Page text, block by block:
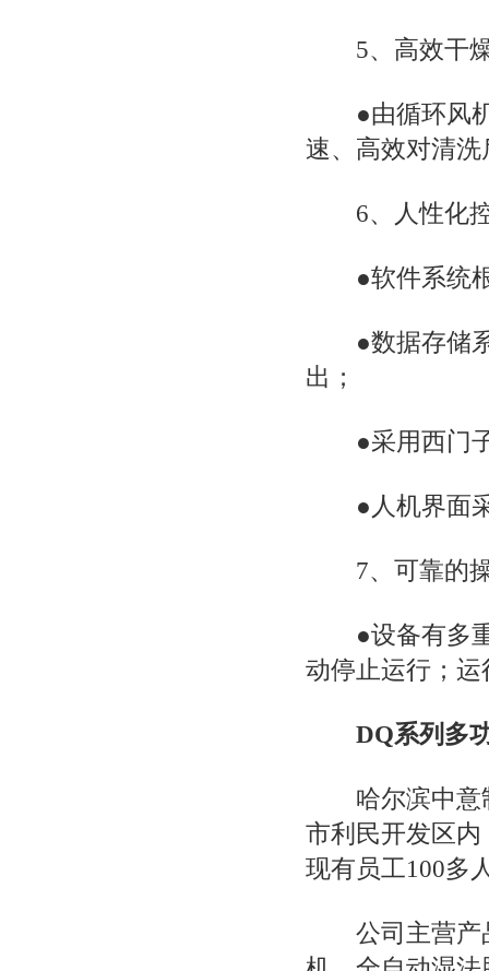
5、高效干
●由循环风机
速、高效对清
6、人性化控
●软件系统根
●数据存储系
出；
●采用西门子
●人机界面采
7、可靠的操
●设备有多重
动停止运行；
DQ系列多
哈尔滨中意制
市利民开发区内
现有员工100多
公司主营产品